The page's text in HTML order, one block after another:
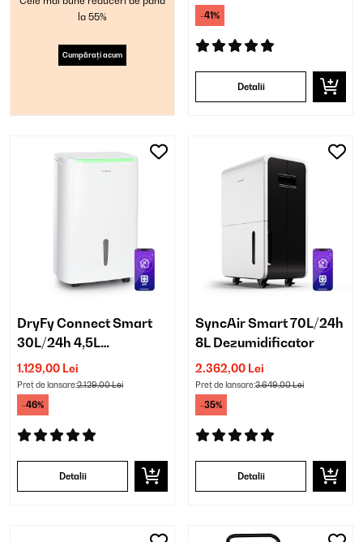
la 55%
Cumpărați acum
-41%
Detalii
DryFy Connect Smart
30L/24h 4,5L
Dezumidificator
1.129,00 Lei
Preț de lansare:2.129,00 Lei
-46%
Detalii
SyncAir Smart 70L/24h
8L Dezumidificator
2.362,00 Lei
Preț de lansare:3.649,00 Lei
-35%
Detalii